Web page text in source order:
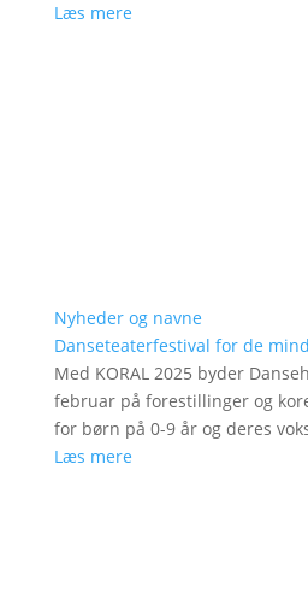
Læs mere
Nyheder og navne
Danseteaterfestival for de
Med KORAL 2025 byder
februar på forestillinger og
for børn på 0-9 år og deres
Læs mere